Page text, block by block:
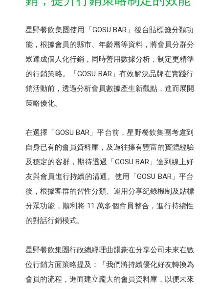
星野餐飲集團使用「GOSU BAR」後台貼標籤分類功
能，根據會員的縣市、年齡層等資料，將會員分群分
眾達成個人化行銷，同時善用數據分析，制定更精準
的行銷策略。「GOSU BAR」有效解決品牌在實踐行
銷活動前，透過分析會員數據產生新觀點，進而展開
策略優化。
在選擇「GOSU BAR」平台前，星野餐飲集團考慮到
自身已有的會員資料庫，及過往擁有豐富的實體經驗
及穩定的客群，期待透過「GOSU BAR」達到線上好
友與會員進行持續的溝通。使用「GOSU BAR」平台
後，根據客群的習性分類、運用分享紀錄機制及貼標
分眾功能，順利將 11 萬多個會員整合，進行持續性
的對話行銷模式。
星野餐飲集團行政總經理曲韻豪在分享公司未來在數
位行銷方面策略提及：「我們將持續優化好友轉換為
會員的流程，進而建立龐大的會員資料庫，以便未來